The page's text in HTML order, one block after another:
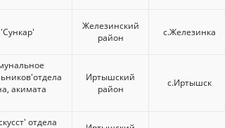
Железинский
район
с.Железинка
акимата
Иртышский
район
с.Иртышск
отдела